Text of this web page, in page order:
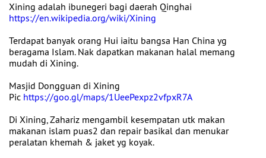
Xining adalah ibunegeri bagi daerah Qinghai
https://en.wikipedia.org/wiki/Xining
Terdapat banyak orang Hui iaitu bangsa Han China yg
beragama Islam. Nak dapatkan makanan halal memang
mudah di Xining.
Masjid Dongguan di Xining
Pic https://goo.gl/maps/1UeePexpz2vfpxR7A
Di Xining, Zahariz mengambil kesempatan utk makan
makanan islam puas2 dan repair basikal dan menukar
peralatan khemah & jaket yg koyak.